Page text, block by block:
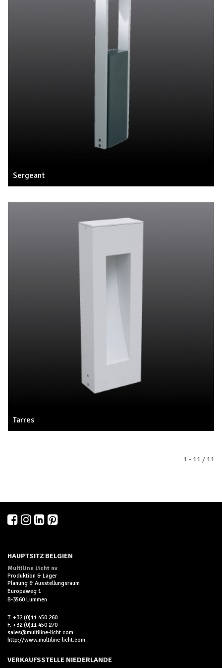
Sergeant
Tarres
1 - 11 / 11
HAUPTSITZ BELGIEN
Multiline Licht nv
Produktion & Lager
Planung & Ausstellungsraum
Europaweg 1
B-3560 Lummen
T. +32 (0)11 450 260
F. +32 (0)11 450 270
sales@multiline-licht.com
http://www.multiline-licht.com
VERKAUFSSTELLE NIEDERLANDE